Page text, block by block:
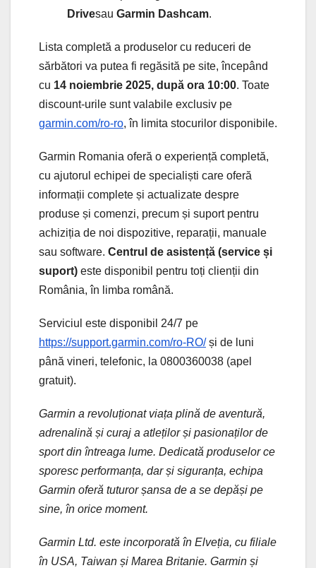
Drivesau Garmin Dashcam.
Lista completă a produselor cu reduceri de
sărbători va putea fi regăsită pe site, începând
cu 14 noiembrie 2025, după ora 10:00. Toate
discount-urile sunt valabile exclusiv pe
garmin.com/ro-ro, în limita stocurilor disponibile.
Garmin Romania oferă o experiență completă,
cu ajutorul echipei de specialiști care oferă
informații complete și actualizate despre
produse și comenzi, precum și suport pentru
achiziția de noi dispozitive, reparații, manuale
sau software. Centrul de asistență (service și
suport) este disponibil pentru toți clienții din
România, în limba română.
Serviciul este disponibil 24/7 pe
https://support.garmin.com/ro-RO/și de luni
până vineri, telefonic, la 0800360038 (apel
gratuit).
Garmin a revoluționat viața plină de aventură,
adrenalină și curaj a atleților și pasionaților de
sport din întreaga lume. Dedicată produselor ce
sporesc performanța, dar și siguranța, echipa
Garmin oferă tuturor șansa de a se depăși pe
sine, în orice moment.
Garmin Ltd. este incorporată în Elveția, cu filiale
în USA, Taiwan și Marea Britanie. Garmin și